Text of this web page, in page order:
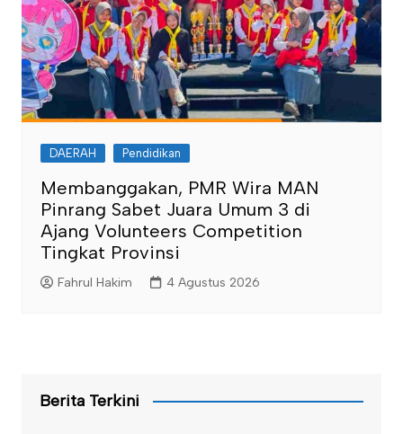
DAERAH Pendidikan
Membanggakan, PMR Wira MAN
Pinrang Sabet Juara Umum 3 di
Ajang Volunteers Competition
Tingkat Provinsi
Fahrul Hakim 4 Agustus 2026
Berita Terkini